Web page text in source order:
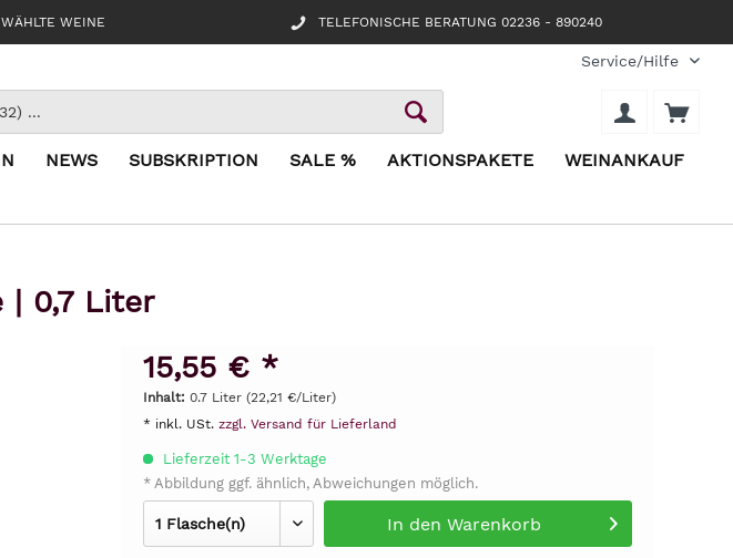
WEINE TELEFONISCHE BERATUNG 02236 - 890240
Service/Hilfe
NEWS SUBSKRIPTION SALE % AKTIONSPAKETE WEINANKAUF
| 0,7 Liter
15,55 € *
Inhalt: 0.7 Liter (22,21 €/Liter)
* inkl. USt. zzgl. Versand für Lieferland
Lieferzeit 1-3 Werktage
* Abbildung ggf. ähnlich, Abweichungen möglich.
In den Warenkorb